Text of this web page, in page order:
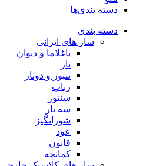
دسته بندی‌ها
دسته بندی
ساز های ایرانی
باغلاما و دیوان
تار
تنبور و دوتار
رباب
سنتور
سه تار
شورانگیز
عود
قانون
کمانچه